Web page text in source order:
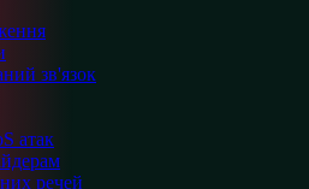
зв'язок
атак
речей